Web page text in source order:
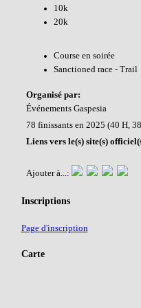
10k
20k
Course en soirée
Sanctioned race - Trail
Organisé par:
Événements Gaspesia
78 finissants en 2025 (40 H,
Liens vers le(s) site(s)
Ajouter à...:
Inscriptions
Page d'inscription
Carte